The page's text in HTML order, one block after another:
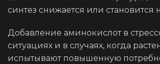
синтез снижается или
Добавление аминокислот в
ситуациях и в случаях, когда
испытывают повышенную